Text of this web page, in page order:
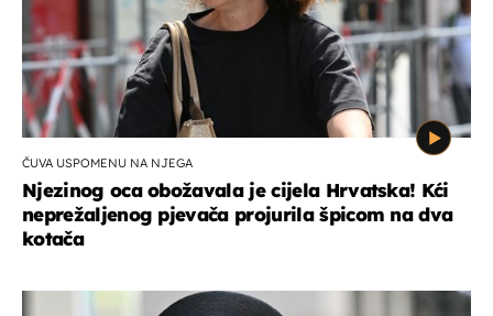
ČUVA USPOMENU NA NJEGA
Njezinog oca obožavala je cijela Hrvatska! Kći
neprežaljenog pjevača projurila špicom na dva
kotača